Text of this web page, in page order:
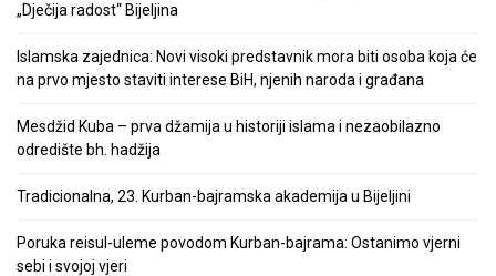
„Dječija radost“ Bijeljina
Islamska zajednica: Novi visoki predstavnik mora biti osoba koja će
na prvo mjesto staviti interese BiH, njenih naroda i građana
Mesdžid Kuba – prva džamija u historiji islama i nezaobilazno
odredište bh. hadžija
Tradicionalna, 23. Kurban-bajramska akademija u Bijeljini
Poruka reisul-uleme povodom Kurban-bajrama: Ostanimo vjerni
sebi i svojoj vjeri